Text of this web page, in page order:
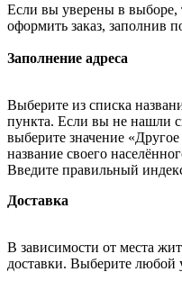
Если вы уверены в выборе,
оформить заказ, заполнив
Заполнение адреса
Выберите из списка
пункта. Если вы не нашли
выберите значение
название своего
Введите правильный
Доставка
В зависимости от места
доставки. Выберите любой